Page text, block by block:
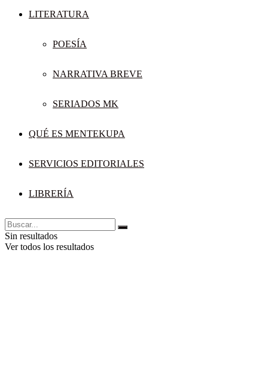
LITERATURA
POESÍA
NARRATIVA BREVE
SERIADOS MK
QUÉ ES MENTEKUPA
SERVICIOS EDITORIALES
LIBRERÍA
Sin resultados
Ver todos los resultados